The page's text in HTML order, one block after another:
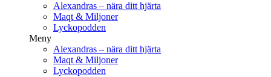
Alexandras – nära ditt hjärta
Maqt & Miljoner
Lyckopodden
Meny
Alexandras – nära ditt hjärta
Maqt & Miljoner
Lyckopodden